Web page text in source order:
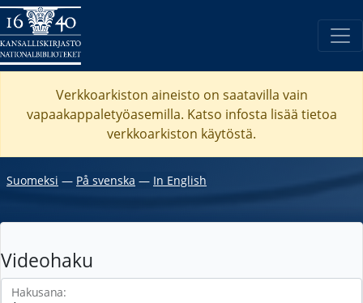
Verkkoarkiston aineisto on saatavilla vain
vapaakappaletyöasemilla. Katso infosta lisää tietoa
verkkoarkiston käytöstä.
Suomeksi ― På svenska ― In English
Videohaku
Hakusana: